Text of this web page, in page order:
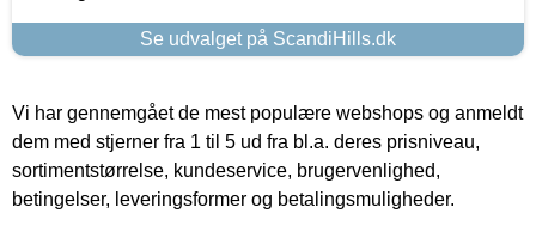
Se udvalget på ScandiHills.dk
Vi har gennemgået de mest populære webshops og anmeldt
dem med stjerner fra 1 til 5 ud fra bl.a. deres prisniveau,
sortimentstørrelse, kundeservice, brugervenlighed,
betingelser, leveringsformer og betalingsmuligheder.